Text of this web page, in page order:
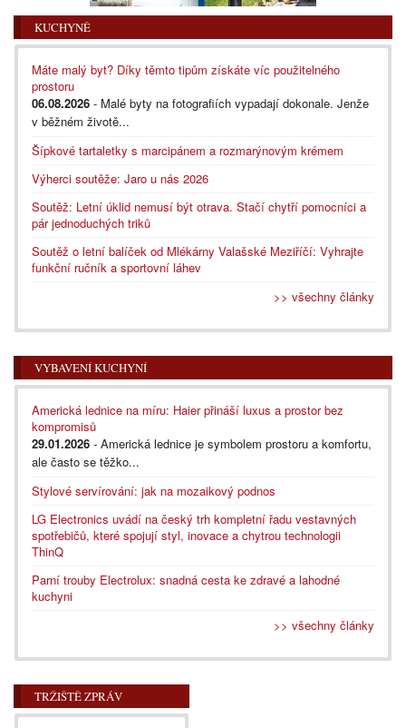
KUCHYNĚ
Máte malý byt? Díky těmto tipům získáte víc použitelného
prostoru
06.08.2026 - Malé byty na fotografiích vypadají dokonale. Jenže
v běžném životě...
Šípkové tartaletky s marcipánem a rozmarýnovým krémem
Výherci soutěže: Jaro u nás 2026
Soutěž: Letní úklid nemusí být otrava. Stačí chytří pomocníci a
pár jednoduchých triků
Soutěž o letní balíček od Mlékárny Valašské Meziříčí: Vyhrajte
funkční ručník a sportovní láhev
>> všechny články
VYBAVENÍ KUCHYNÍ
Americká lednice na míru: Haier přináší luxus a prostor bez
kompromisů
29.01.2026 - Americká lednice je symbolem prostoru a komfortu,
ale často se těžko...
Stylové servírování: jak na mozaikový podnos
LG Electronics uvádí na český trh kompletní řadu vestavných
spotřebičů, které spojují styl, inovace a chytrou technologii
ThinQ
Parní trouby Electrolux: snadná cesta ke zdravé a lahodné
kuchyni
>> všechny články
TRŽIŠTĚ ZPRÁV